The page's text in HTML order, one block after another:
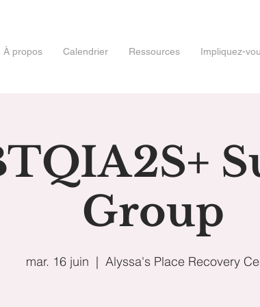
À propos Calendrier Ressources Impliquez-
Group
mar. 16 juin
  |
Alyssa's Place Recovery